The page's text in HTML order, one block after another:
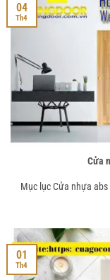
Cửa
Mục lục Cửa nhựa
04
Th4
01
Th4